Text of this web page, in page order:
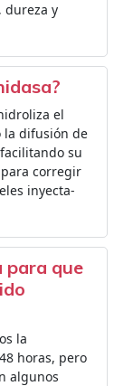
dureza y
el
la difusión de
su
corregir
inyecta-
para que
la
horas, pero
algunos